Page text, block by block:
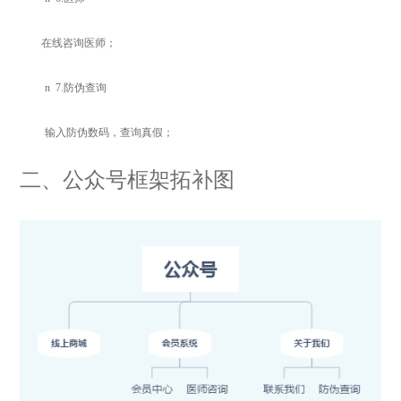
在线咨询医师；
n 7. 防伪查询
输入防伪数码，查询真假；
二、公众号框架拓补图